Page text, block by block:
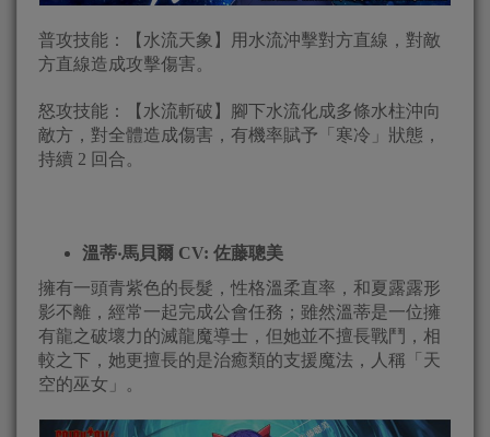
普攻技能：【水流天象】用水流沖擊對方直線，對敵
方直線造成攻擊傷害。
怒攻技能：【水流斬破】腳下水流化成多條水柱沖向
敵方，對全體造成傷害，有機率賦予「寒冷」狀態，
持續 2 回合。
溫蒂‧馬貝爾 CV: 佐藤聰美
擁有一頭青紫色的長髮，性格溫柔直率，和夏露露形
影不離，經常一起完成公會任務；雖然溫蒂是一位擁
有龍之破壞力的滅龍魔導士，但她並不擅長戰鬥，相
較之下，她更擅長的是治癒類的支援魔法，人稱「天
空的巫女」。